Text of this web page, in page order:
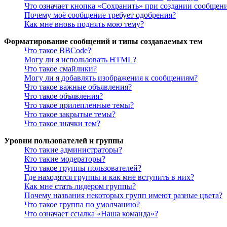
Что означает кнопка «Сохранить» при создании
Почему моё сообщение требует одобрения?
Как мне вновь поднять мою тему?
Форматирование сообщений и типы создаваемых тем
Что такое BBCode?
Могу ли я использовать HTML?
Что такое смайлики?
Могу ли я добавлять изображения к сообщениям?
Что такое важные объявления?
Что такое объявления?
Что такое прилепленные темы?
Что такое закрытые темы?
Что такое значки тем?
Уровни пользователей и группы
Кто такие администраторы?
Кто такие модераторы?
Что такое группы пользователей?
Где находятся группы и как мне вступить в них?
Как мне стать лидером группы?
Почему названия некоторых групп имеют разные цвета?
Что такое группа по умолчанию?
Что означает ссылка «Наша команда»?